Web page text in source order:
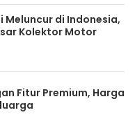
Meluncur di Indonesia,
Kolektor Motor
Fitur Premium, Harga